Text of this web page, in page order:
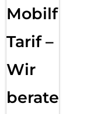
Mobilfunk
Tarif –
Wir
beraten